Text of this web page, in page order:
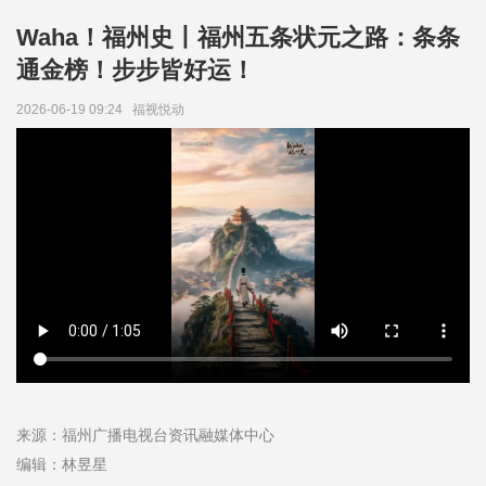
Waha！福州史丨福州五条状元之路：条条
通金榜！步步皆好运！
2026-06-19 09:24 福视悦动
来源：福州广播电视台资讯融媒体中心
编辑：林昱星